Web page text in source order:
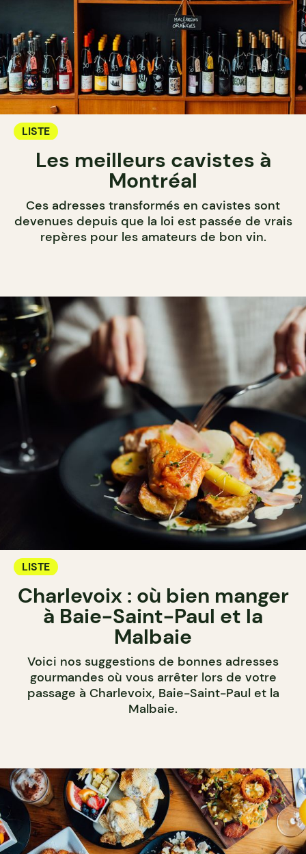
LISTE
Les meilleurs cavistes à
Montréal
Ces adresses transformés en cavistes sont
devenues depuis que la loi est passée de vrais
repères pour les amateurs de bon vin.
LISTE
Charlevoix : où bien manger
à Baie-Saint-Paul et la
Malbaie
Voici nos suggestions de bonnes adresses
gourmandes où vous arrêter lors de votre
passage à Charlevoix, Baie-Saint-Paul et la
Malbaie.